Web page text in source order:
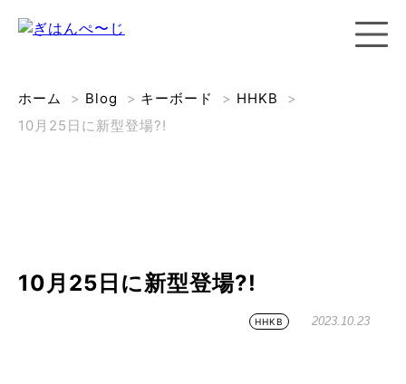
ホーム > Blog > キーボード > HHKB
>
10月25日に新型登場?!
10月25日に新型登場?!
HHKB 2023.10.23